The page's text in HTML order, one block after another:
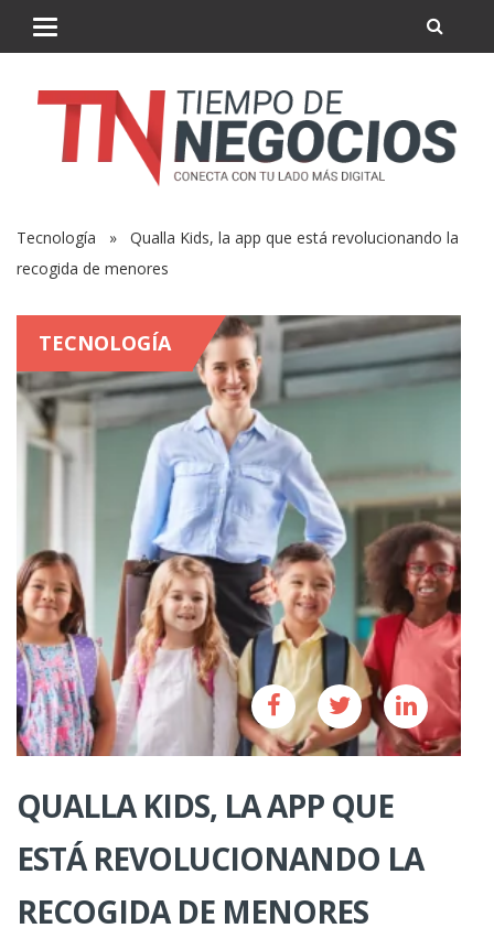
Tecnología » Qualla Kids, la app que está revolucionando la
recogida de menores
TECNOLOGÍA
QUALLA KIDS, LA APP QUE
ESTÁ REVOLUCIONANDO LA
RECOGIDA DE MENORES